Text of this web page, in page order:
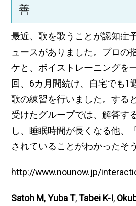
善
最近、歌を歌うことが認知症
ュースがありました。プロの
ケと、ボイストレーニングを
回、6カ月間続け、自宅でも1
歌の練習を行いました。する
受けたグループでは、解答す
し、睡眠時間が長くなる他、
されていることがわかったそ
http://www.nounow.jp/
Satoh M,Yuba T, Tabei K-I,